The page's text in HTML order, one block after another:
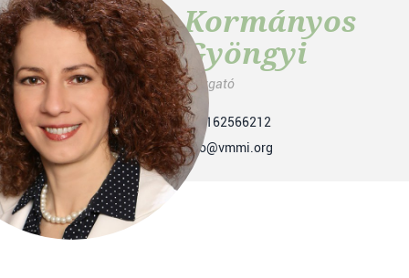
Kormányos
Gyöngyi
igazgató
+38162566212
info@vmmi.org